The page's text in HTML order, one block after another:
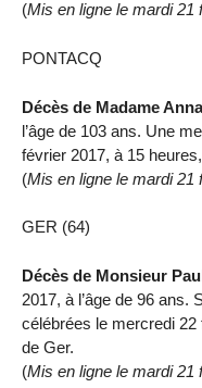
(Mis en ligne le mardi 21
PONTACQ
Décès de Madame
l’âge de 103 ans. Une
février 2017, à 15
(Mis en ligne le mardi 21
GER (64)
Décès de Monsieur
2017, à l’âge de 96 ans.
célébrées le mercredi 22
de Ger.
(Mis en ligne le mardi 21